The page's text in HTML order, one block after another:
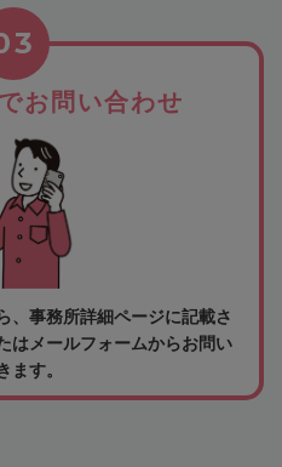
お問い合わせ
、事務所詳細ページに記載さ
はメールフォームからお問い
ます。